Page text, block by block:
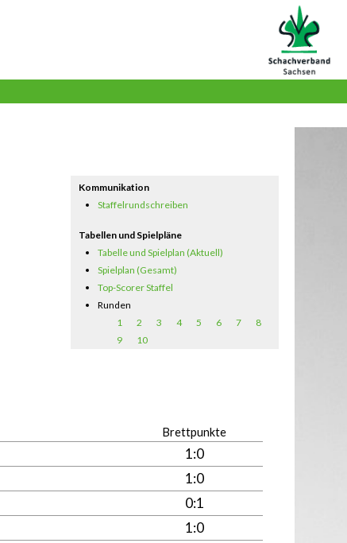
Kommunikation
Staffelrundschreiben
Tabellen und Spielpläne
Tabelle und Spielplan (Aktuell)
Spielplan (Gesamt)
Top-Scorer Staffel
Runden
1
2 3 4 5 6 7
8
9
10
Brettpunkte
1:0
1:0
0:1
1:0